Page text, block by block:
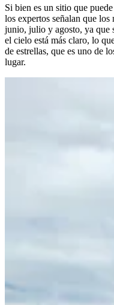
Si bien es un sitio que
los expertos señalan que los
junio, julio y agosto, ya que
el cielo está más claro, lo
de estrellas, que es uno de
lugar.